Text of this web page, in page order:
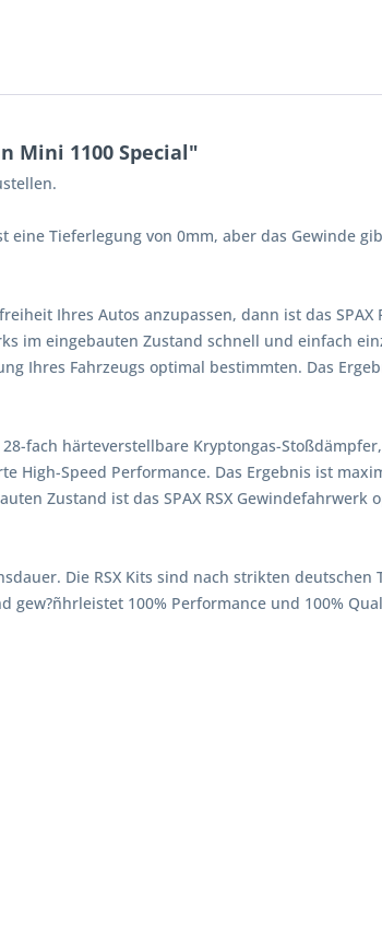
Mini 1100 Special"
Tieferlegung von 0mm, aber das Gewinde
Ihres Autos anzupassen, dann ist das SPAX
im eingebauten Zustand schnell und einfach
Ihres Fahrzeugs optimal bestimmten. Das
fach härteverstellbare Kryptongas-
High-Speed Performance. Das Ergebnis ist
Zustand ist das SPAX RSX
Die RSX Kits sind nach strikten deutschen
100% Performance und 100%